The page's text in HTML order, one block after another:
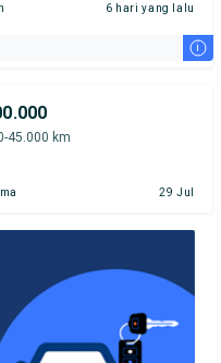
6 hari yang lalu
i
45.000 km
29 Jul